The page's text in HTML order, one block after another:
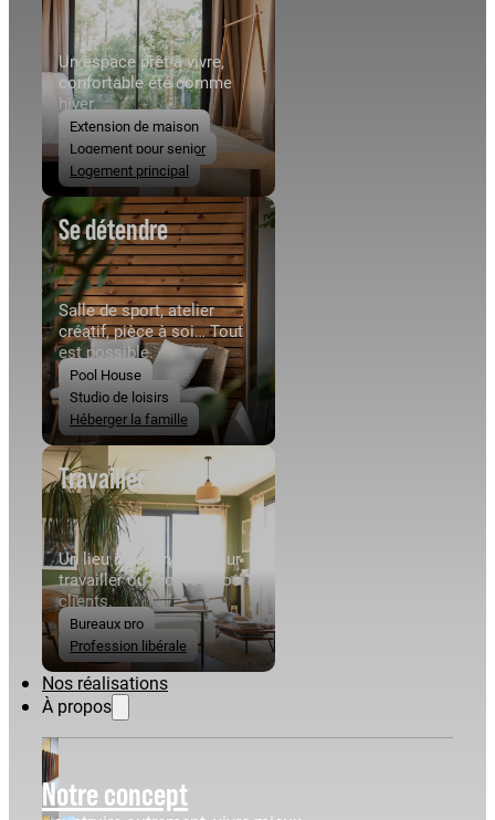
Un espace prêt à vivre,
confortable été comme
hiver.
Extension de maison
Logement pour senior
Logement principal
Se détendre
Salle de sport, atelier
créatif, pièce à soi… Tout
est possible.
Pool House
Studio de loisirs
Héberger la famille
Travailler
Un lieu indépendant pour
travailler ou recevoir vos
clients.
Bureaux pro
Profession libérale
Nos réalisations
À propos
Notre concept